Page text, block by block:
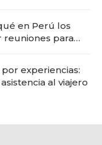
en Perú los
reuniones para
experiencias:
al viajero